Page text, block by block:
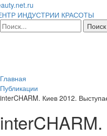
ИНДУСТРИИ КРАСОТЫ
Главная
Публикации
interCHARM. Киев 2012.